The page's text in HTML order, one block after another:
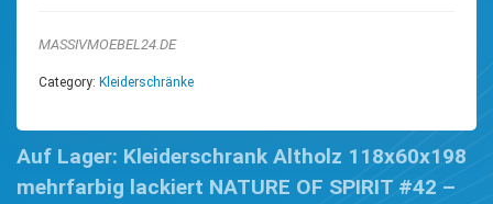
MASSIVMOEBEL24.DE
Category: Kleiderschränke
Auf Lager: Kleiderschrank Altholz 118x60x198
mehrfarbig lackiert NATURE OF SPIRIT #42 –